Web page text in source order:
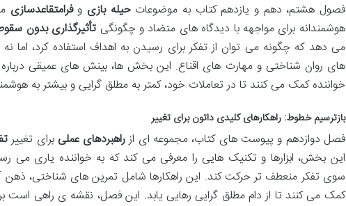
فصول هشتم، دهم و یازدهم کتاب به موضوعاتحیله بازی وفرامتقاعدسازی
هوشمندانه برای مواجهه با دیدگاه های متضاد و چگونگی تأثیرگذاری بدون
می دهد که چگونه می توان از تفکر برای رسیدن به اهداف استفاده کرد، اما
های روان شناختی و مهارت های اقناع. این بخش ها، بینش های عمیقی درباره
خواننده کمک می کنند تا در تعاملات خود، کمتر به مطلق گرایی و بیشتر به
بازترسیم خطوط: راهکارهای کلیدی داتون برای تغییر
فصل دوازدهم و پیوست های کتاب، مجموعه ای ازراهبردهای عملی برای تغییر
این بخش، ابزارها و تکنیک هایی را معرفی می کند که به خواننده یاری می
سوی تفکر منعطف تر حرکت کند. این راهکارها شامل تمرین های شناختی، ذهن
کمک می کنند تا از دام مطلق گرایی رهایی یابد. این فصل، نقشه ی راهی است